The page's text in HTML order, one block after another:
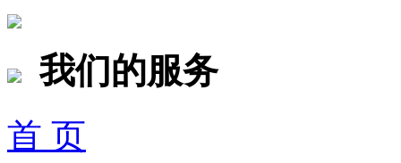
我们的服务
首 页